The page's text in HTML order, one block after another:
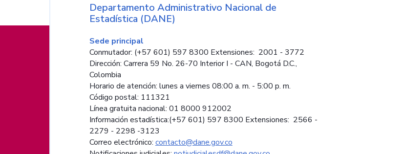
Información de pie de página
Nombre de la entidad
Departamento Administrativo Nacional de
Estadística (DANE)
Sede principal
Conmutador: (+57 601) 597 8300 Extensiones: 2001 - 3772
Dirección: Carrera 59 No. 26-70 Interior I - CAN, Bogotá D.C.,
Colombia
Horario de atención: lunes a viernes 08:00 a. m. - 5:00 p. m.
Código postal: 111321
Línea gratuita nacional: 01 8000 912002
Información estadística:(+57 601) 597 8300 Extensiones: 2566 -
2279 - 2298 -3123
Correo electrónico: contacto@dane.gov.co